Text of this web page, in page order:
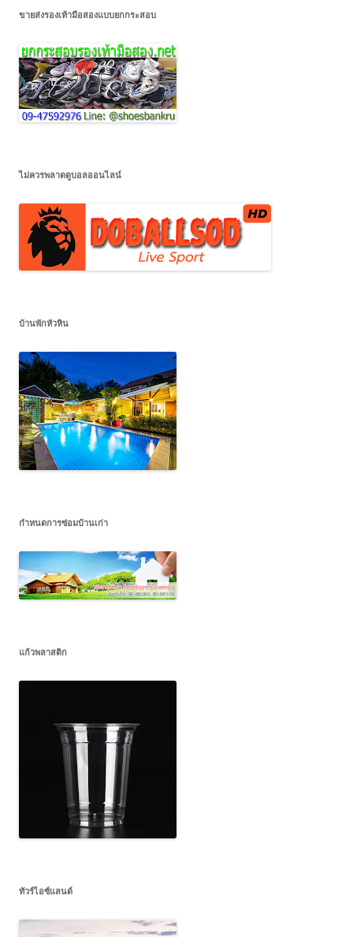
ขายส่งรองเท้ามือสองแบบยกกระสอบ
ไม่ควรพลาดดูบอลออนไลน์
บ้านพักหัวหิน
กำหนดการซ่อมบ้านเก่า
แก้วพลาสติก
ทัวร์ไอซ์แลนด์